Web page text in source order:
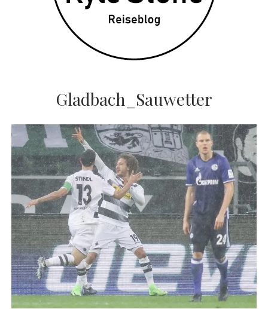
twitterinstagram
Gladbach_Sauwetter